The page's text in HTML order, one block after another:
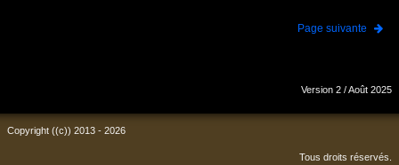
Page suivante
Version 2 / Août 2025
Copyright ((c)) 2013 - 2026
Tous droits réservés.